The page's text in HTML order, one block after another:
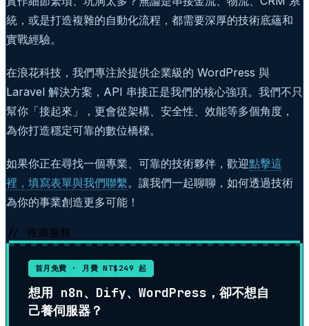
統，或是打造複雜的自動化流程，都需要深厚的技術底蘊和
實戰經驗。
在浪花科技，我們專注於提供企業級的 WordPress 與
Laravel 解決方案，API 串接正是我們的核心強項。我們不只
幫你「接起來」，更會從架構、安全性、效能等多個角度，
為你打造穩定可靠的數位橋樑。
如果你正在尋找一個專業、可靠的技術夥伴，歡迎點擊這
裡，填寫表單與我們聯繫。讓我們一起聊聊，如何透過技術
為你的事業創造更多可能！
// 推薦服務
首月免費 · 月費 NT$249 起
想用 n8n、Dify、WordPress，卻不想自
己養伺服器？